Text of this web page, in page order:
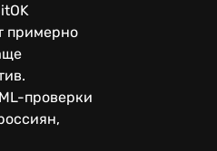
примерно
проверки